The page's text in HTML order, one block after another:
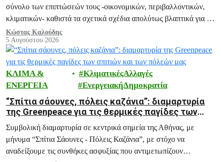
σύνολο των επιπτώσεών τους -οικονομικών, περιβαλλοντικών,
κλιματικών- καθιστά τα σχετικά σχέδια απολύτως βλαπτικά για το
μέλλον της Ελλάδας.
Κώστας Καλούδης
5 Αυγούστου 2026
ΚΛΙΜΑ &
ΕΝΕΡΓΕΙΑ
ΚλιματικέςΑλλαγές
ΕνεργειακήΔημοκρατία
“Σπίτια σάουνες, πόλεις καζάνια”: διαμαρτυρία
της Greenpeace για τις θερμικές παγίδες των
σπιτιών και των πόλεών μας
Συμβολική διαμαρτυρία σε κεντρικά σημεία της Αθήνας, με
μήνυμα “Σπίτια Σάουνες - Πόλεις Καζάνια”, με στόχο να
αναδείξουμε τις συνθήκες ασφυξίας που αντιμετωπίζουν